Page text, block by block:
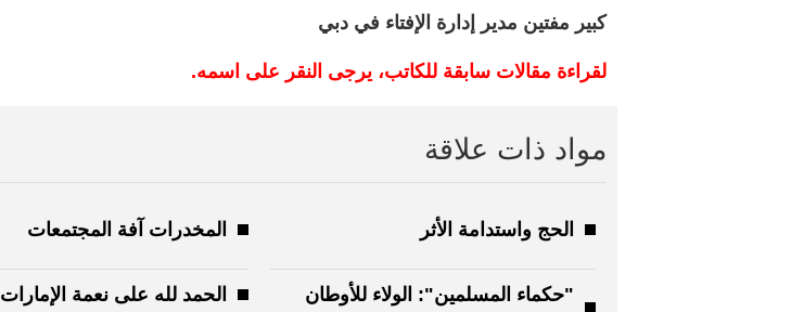
كبير مفتين مدير إدارة الإفتاء في دبي
لقراءة مقالات سابقة للكاتب، يرجى النقر على اسمه.
مواد ذات علاقة
الحج واستدامة الأثر المخدرات آفة المجتمعات
"حكماء المسلمين": الولاء للأوطان
الحمد لله على نعمة الإمارات